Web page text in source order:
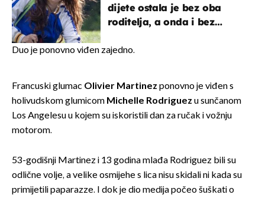
dijete ostala je bez oba
roditelja, a onda i bez
naslijediti
Duo je ponovno viđen zajedno.
Francuski glumac Olivier Martinez ponovno je viđen s
holivudskom glumicom Michelle Rodriguez u sunčanom
Los Angelesu u kojem su iskoristili dan za ručak i vožnju
motorom.
53-godišnji Martinez i 13 godina mlađa Rodriguez bili su
odlične volje, a velike osmijehe s lica nisu skidali ni kada su
primijetili paparazze. I dok je dio medija počeo šuškati o